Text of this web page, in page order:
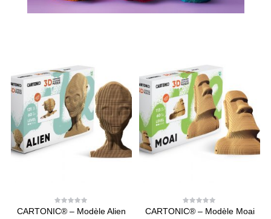
0
CARTONIC® – Modèle Alien
0
CARTONIC® – Modèle Moai